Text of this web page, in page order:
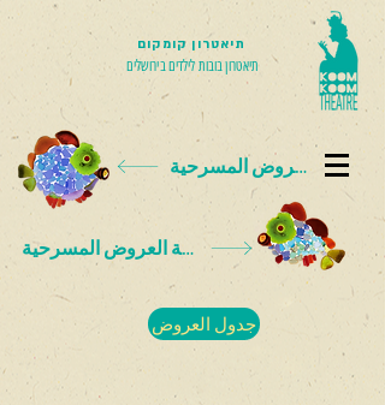
תיאטרון קומקום
תיאטרון בובות לילדים בירושלים
بطاقة العروض المسرحية
بطاقة العروض المسرحية
جدول العروض